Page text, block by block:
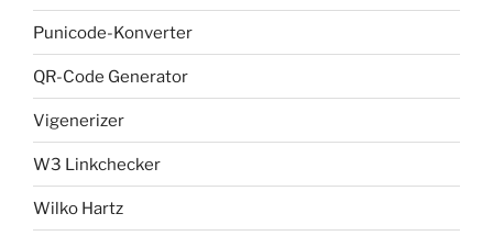
Punicode-Konverter
QR-Code Generator
Vigenerizer
W3 Linkchecker
Wilko Hartz